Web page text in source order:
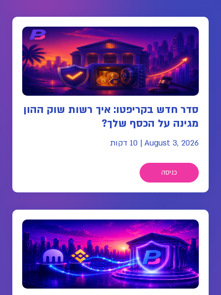
סדר חדש בקריפטו: איך רשות שוק ההון
מגינה על הכסף שלך?
August 3, 2026
| 10 דקות
כניסה